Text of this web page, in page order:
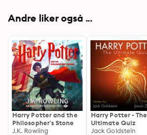
Andre liker også ...
Harry Potter and the
Philosopher's Stone
J.K. Rowling
Harry Potter - The
Ultimate Quiz
Jack Goldstein